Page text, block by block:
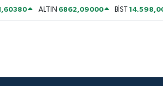
ALTIN 6862,09000 BİST